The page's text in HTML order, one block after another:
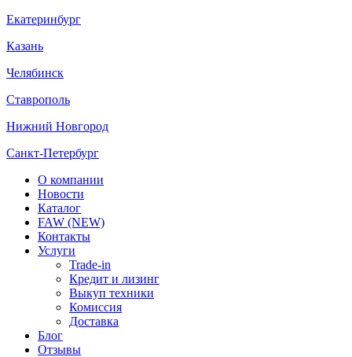
Екатеринбург
Казань
Челябинск
Ставрополь
Нижний Новгород
Санкт-Петербург
О компании
Новости
Каталог
FAW (NEW)
Контакты
Услуги
Trade-in
Кредит и лизинг
Выкуп техники
Комиссия
Доставка
Блог
Отзывы